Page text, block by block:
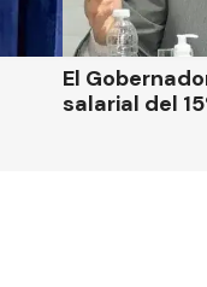
El
salarial del